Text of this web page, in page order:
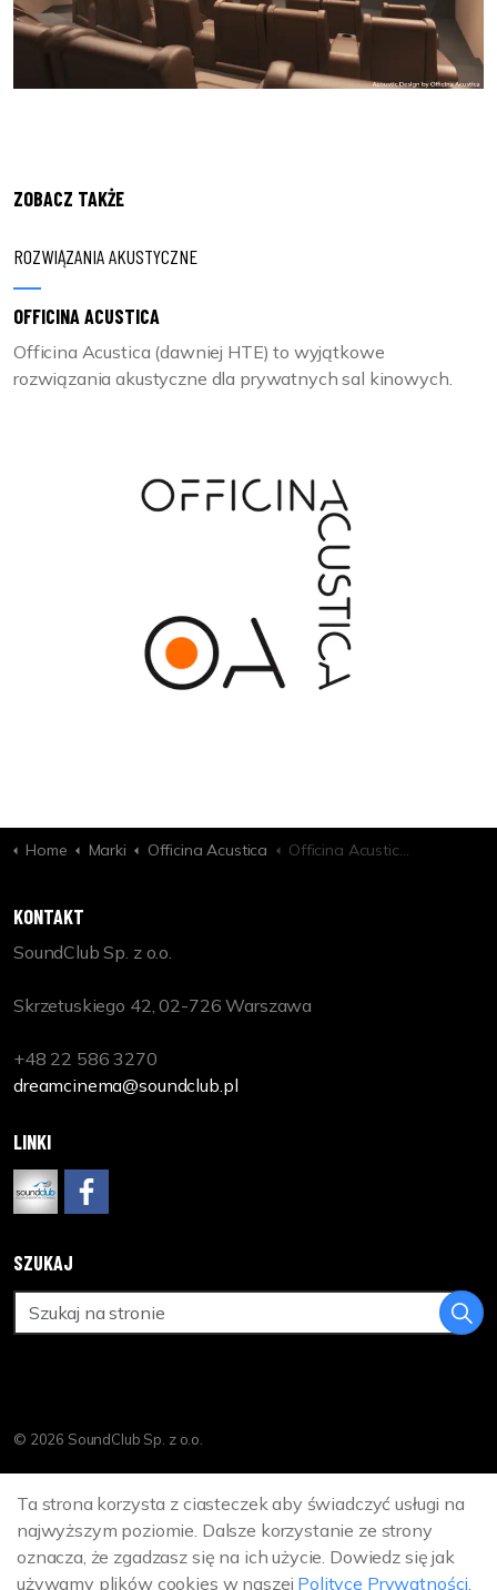
ZOBACZ TAKŻE
ROZWIĄZANIA AKUSTYCZNE
OFFICINA ACUSTICA
Officina Acustica (dawniej HTE) to wyjątkowe
rozwiązania akustyczne dla prywatnych sal kinowych.
Home Marki Officina Acustica Officina Acustica Acoustic Interior Design Rougement
KONTAKT
SoundClub Sp. z o.o.
Skrzetuskiego 42, 02-726 Warszawa
+48 22 586 3270
dreamcinema@soundclub.pl
LINKI
SZUKAJ
© 2026 SoundClub Sp. z o.o.
Sitemap
Ta strona korzysta z ciasteczek aby świadczyć usługi na
najwyższym poziomie. Dalsze korzystanie ze strony
oznacza, że zgadzasz się na ich użycie. Dowiedz się jak
używamy plików cookies w naszej Polityce Prywatności.